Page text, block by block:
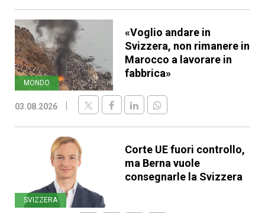
MONDO
«Voglio andare in
Svizzera, non rimanere in
Marocco a lavorare in
fabbrica»
03.08.2026
SVIZZERA
Corte UE fuori controllo,
ma Berna vuole
consegnarle la Svizzera